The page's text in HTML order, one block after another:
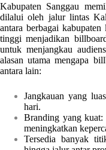
Kabupaten Sanggau
dilalui oleh jalur lintas
antara berbagai
tinggi menjadikan
untuk menjangkau
alasan utama mengapa
antara lain:
Jangkauan yang
hari.
Branding yang kuat:
meningkatkan
Tersedia banyak